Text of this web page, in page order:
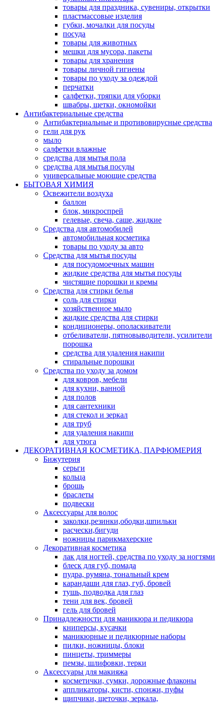
товары для праздника, сувениры, открытки
пластмассовые изделия
губки, мочалки для посуды
посуда
товары для животных
мешки для мусора, пакеты
товары для хранения
товары личной гигиены
товары по уходу за одеждой
перчатки
салфетки, тряпки для уборки
швабры, щетки, окномойки
Антибактериальные средства
Антибактериальные и противовирусные средства
гели для рук
мыло
салфетки влажные
средства для мытья пола
средства для мытья посуды
универсальные моющие средства
БЫТОВАЯ ХИМИЯ
Освежители воздуха
баллон
блок, микроспрей
гелевые, свеча, саше, жидкие
Средства для автомобилей
автомобильная косметика
товары по уходу за авто
Средства для мытья посуды
для посудомоечных машин
жидкие средства для мытья посуды
чистящие порошки и кремы
Средства для стирки белья
соль для стирки
хозяйственное мыло
жидкие средства для стирки
кондиционеры, ополаскиватели
отбеливатели, пятновыводители, усилители
порошка
средства для удаления накипи
стиральные порошки
Средства по уходу за домом
для ковров, мебели
для кухни, ванной
для полов
для сантехники
для стекол и зеркал
для труб
для удаления накипи
для утюга
ДЕКОРАТИВНАЯ КОСМЕТИКА, ПАРФЮМЕРИЯ
Бижутерия
серьги
кольца
брошь
браслеты
подвески
Аксессуары для волос
заколки,резинки,ободки,шпильки
расчески,бигуди
ножницы парикмахерские
Декоративная косметика
лак для ногтей, средства по уходу за ногтями
блеск для губ, помада
пудра, румяна, тональный крем
карандаши для глаз, губ, бровей
тушь, подводка для глаз
тени для век, бровей
гель для бровей
Принадлежности для маникюра и педикюра
книперсы, кусачки
маникюрные и педикюрные наборы
пилки, ножницы, блоки
пинцеты, триммеры
пемзы, шлифовки, терки
Аксессуары для макияжа
косметички, сумки, дорожные флаконы
аппликаторы, кисти, спонжи, пуфы
щипчики, щеточки, зеркала,